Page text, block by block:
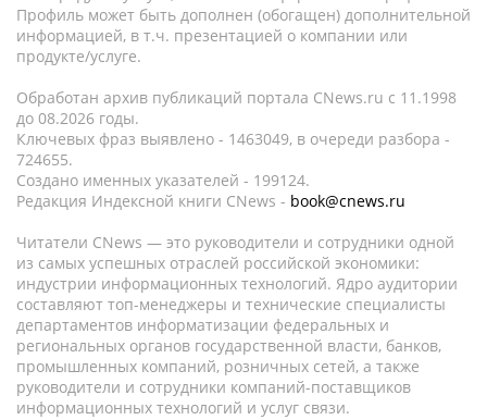
Профиль может быть дополнен (обогащен) дополнительной
информацией, в т.ч. презентацией о компании или
продукте/услуге.
Обработан архив публикаций портала CNews.ru c 11.1998
до 08.2026 годы.
Ключевых фраз выявлено - 1463049, в очереди разбора -
724655.
Создано именных указателей - 199124.
Редакция Индексной книги CNews - book@cnews.ru
Читатели CNews — это руководители и сотрудники одной
из самых успешных отраслей российской экономики:
индустрии информационных технологий. Ядро аудитории
составляют топ-менеджеры и технические специалисты
департаментов информатизации федеральных и
региональных органов государственной власти, банков,
промышленных компаний, розничных сетей, а также
руководители и сотрудники компаний-поставщиков
информационных технологий и услуг связи.